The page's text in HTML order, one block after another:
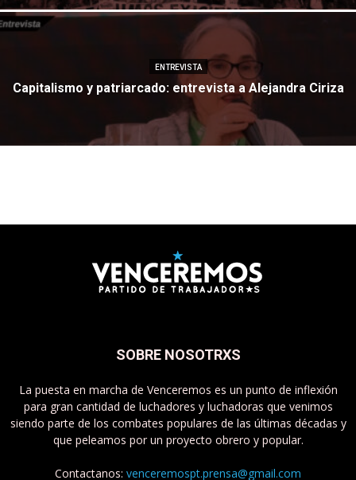
ENTREVISTA
Capitalismo y patriarcado: entrevista a Alejandra Ciriza
SOBRE NOSOTRXS
La puesta en marcha de Venceremos es un punto de inflexión
para gran cantidad de luchadores y luchadoras que venimos
siendo parte de los combates populares de las últimas décadas y
que peleamos por un proyecto obrero y popular.
Contactanos: venceremospt.prensa@gmail.com